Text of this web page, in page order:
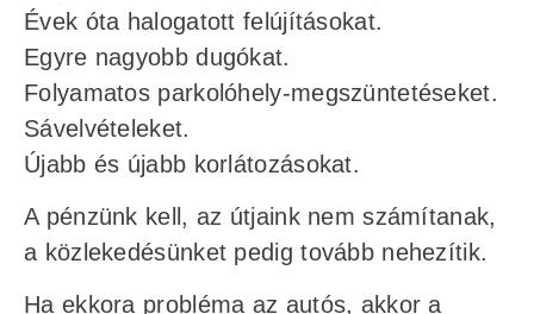
Évek óta halogatott felújításokat.
Egyre nagyobb dugókat.
Folyamatos parkolóhely-megszüntetéseket.
Sávelvételeket.
Újabb és újabb korlátozásokat.
A pénzünk kell, az útjaink nem számítanak,
a közlekedésünket pedig tovább nehezítik.
Ha ekkora probléma az autós, akkor a